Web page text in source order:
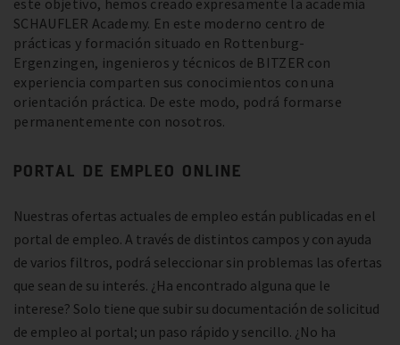
este objetivo, hemos creado expresamente la academia
SCHAUFLER Academy. En este moderno centro de
prácticas y formación situado en Rottenburg-
Ergenzingen, ingenieros y técnicos de BITZER con
experiencia comparten sus conocimientos con una
orientación práctica. De este modo, podrá formarse
permanentemente con nosotros.
PORTAL DE EMPLEO ONLINE
Nuestras ofertas actuales de empleo están publicadas en el
portal de empleo. A través de distintos campos y con ayuda
de varios filtros, podrá seleccionar sin problemas las ofertas
que sean de su interés. ¿Ha encontrado alguna que le
interese? Solo tiene que subir su documentación de solicitud
de empleo al portal; un paso rápido y sencillo. ¿No ha